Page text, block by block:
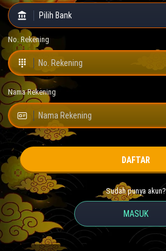
No. Rekening
Nama Rekening
DAFTAR
Sudah punya akun?
MASUK